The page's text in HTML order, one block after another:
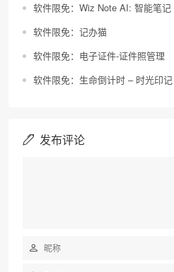
软件限免：Wiz Note AI: 智能笔记
软件限免：记办猫
软件限免：电子证件-证件照管理
软件限免：生命倒计时 – 时光印记
发布评论